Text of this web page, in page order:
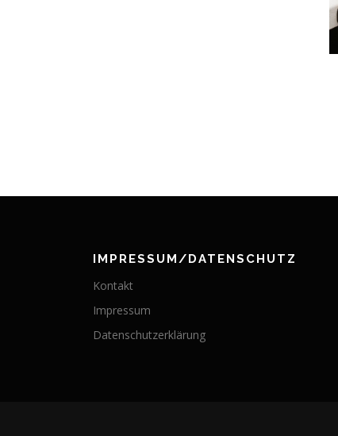
IMPRESSUM/DATENSCHUTZ
Kontakt
Impressum
Datenschutzerklärung